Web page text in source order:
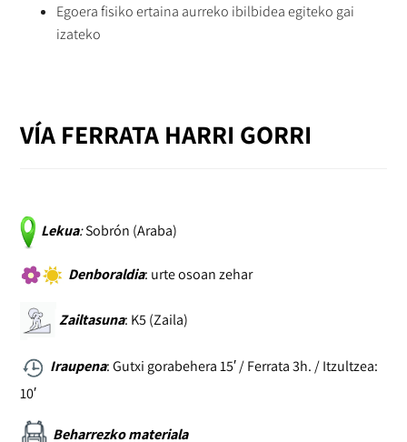
Egoera fisiko ertaina aurreko ibilbidea egiteko gai
izateko
VÍA FERRATA HARRI GORRI
Lekua:Sobrón (Araba)
Denboraldia: urte osoan zehar
Zailtasuna: K5 (Zaila)
Iraupena: Gutxi gorabehera 15′ / Ferrata 3h. / Itzultzea:
10′
Beharrezko materiala